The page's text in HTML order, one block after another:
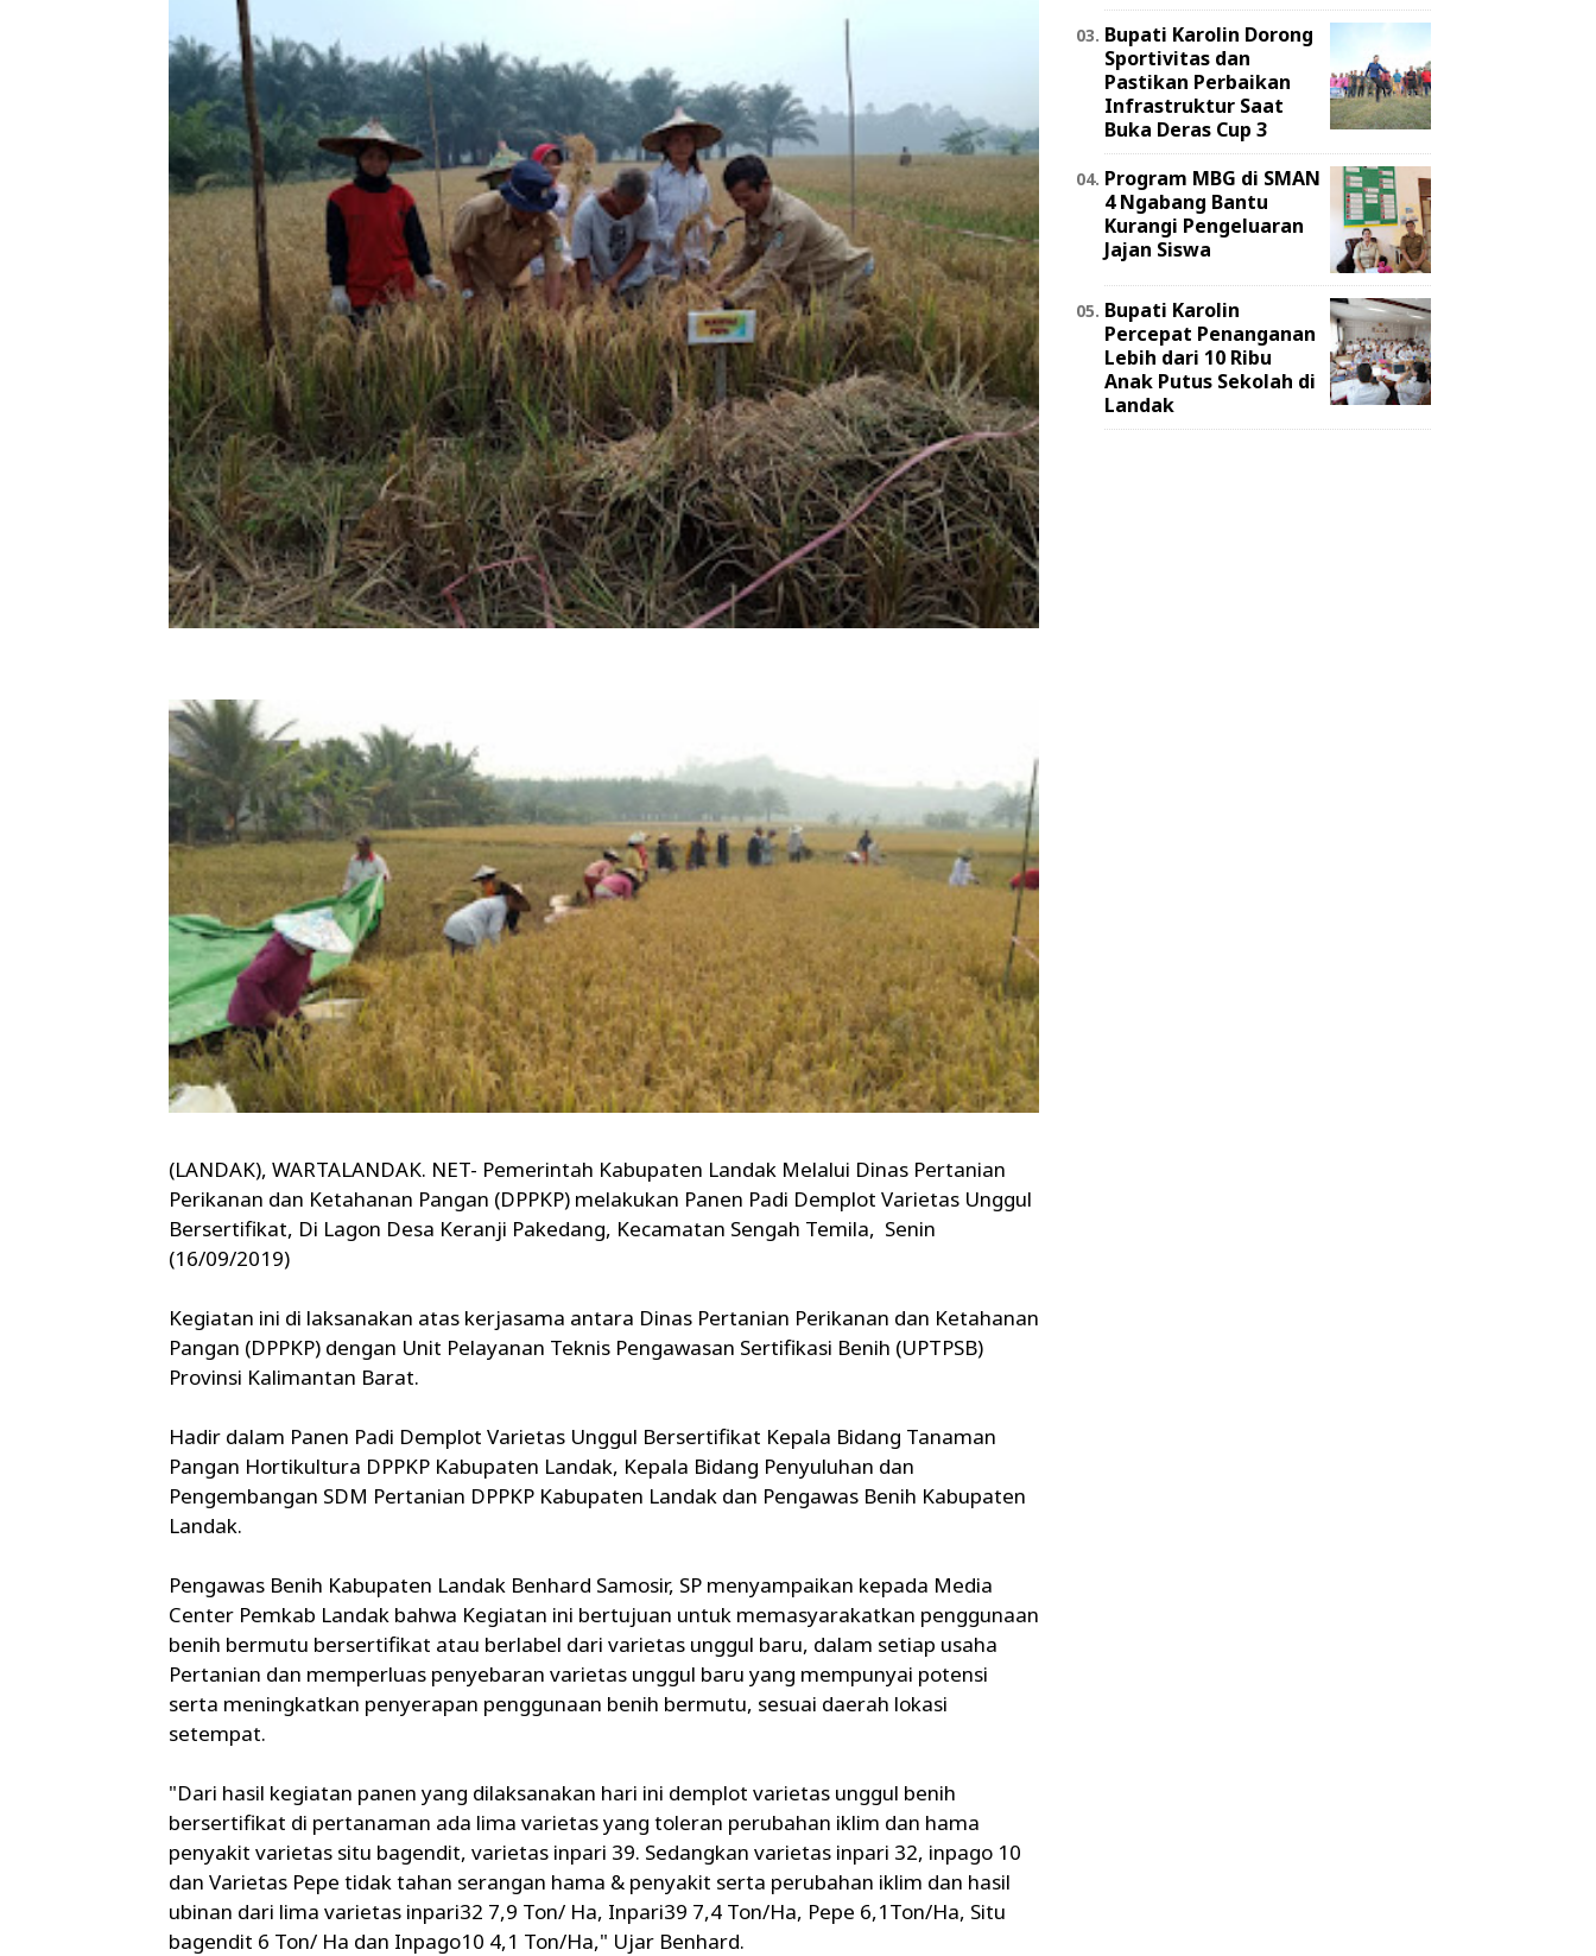
(LANDAK), WARTALANDAK. NET- Pemerintah Kabupaten Landak Melalui Dinas Pertanian
Perikanan dan Ketahanan Pangan (DPPKP) melakukan Panen Padi Demplot Varietas Unggul
Bersertifikat, Di Lagon Desa Keranji Pakedang, Kecamatan Sengah Temila, Senin
(16/09/2019)
Kegiatan ini di laksanakan atas kerjasama antara Dinas Pertanian Perikanan dan Ketahanan
Pangan (DPPKP) dengan Unit Pelayanan Teknis Pengawasan Sertifikasi Benih (UPTPSB)
Provinsi Kalimantan Barat.
Hadir dalam Panen Padi Demplot Varietas Unggul Bersertifikat Kepala Bidang Tanaman
Pangan Hortikultura DPPKP Kabupaten Landak, Kepala Bidang Penyuluhan dan
Pengembangan SDM Pertanian DPPKP Kabupaten Landak dan Pengawas Benih Kabupaten
Landak.
Pengawas Benih Kabupaten Landak Benhard Samosir, SP menyampaikan kepada Media
Center Pemkab Landak bahwa Kegiatan ini bertujuan untuk memasyarakatkan penggunaan
benih bermutu bersertifikat atau berlabel dari varietas unggul baru, dalam setiap usaha
Pertanian dan memperluas penyebaran varietas unggul baru yang mempunyai potensi
serta meningkatkan penyerapan penggunaan benih bermutu, sesuai daerah lokasi
setempat.
"Dari hasil kegiatan panen yang dilaksanakan hari ini demplot varietas unggul benih
bersertifikat di pertanaman ada lima varietas yang toleran perubahan iklim dan hama
penyakit varietas situ bagendit, varietas inpari 39. Sedangkan varietas inpari 32, inpago 10
dan Varietas Pepe tidak tahan serangan hama & penyakit serta perubahan iklim dan hasil
ubinan dari lima varietas inpari32 7,9 Ton/ Ha, Inpari39 7,4 Ton/Ha, Pepe 6,1Ton/Ha, Situ
bagendit 6 Ton/ Ha dan Inpago10 4,1 Ton/Ha," Ujar Benhard.
Bupati Karolin Dorong
Sportivitas dan
Pastikan Perbaikan
Infrastruktur Saat
Buka Deras Cup 3
Program MBG di SMAN
4 Ngabang Bantu
Kurangi Pengeluaran
Jajan Siswa
Bupati Karolin
Percepat Penanganan
Lebih dari 10 Ribu
Anak Putus Sekolah di
Landak